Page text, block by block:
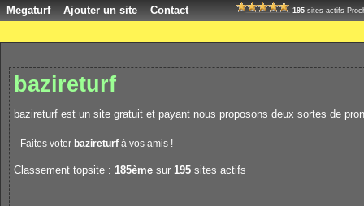
Megaturf Ajouter un site Contact 195 sites actifs
bazireturf
bazireturf est un site gratuit et payant nous proposons deux sortes de
Faites voter bazireturf à vos amis !
Classement topsite : 185ème sur 195 sites actifs